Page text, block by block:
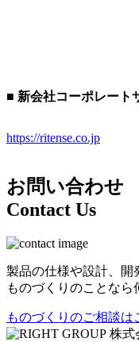
■ 新会社コーポレート
https://ritense.co.jp
お問い合わせ
Contact Us
製品の仕様や設計、開
ものづくりのことなら
ものづくりのご相談は
株式